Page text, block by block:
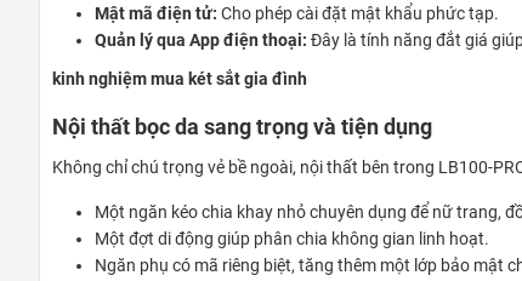
Mật mã điện tử: Cho phép cài đặt mật khẩu phức tạp.
Quản lý qua App điện thoại: Đây là tính năng đắt giá
kinh nghiệm mua két sắt gia đình
Nội thất bọc da sang trọng và tiện dụng
Không chỉ chú trọng vẻ bề ngoài, nội thất bên trong LB100-
Một ngăn kéo chia khay nhỏ chuyên dụng để nữ trang,
Một đợt di động giúp phân chia không gian linh hoạt.
Ngăn phụ có mã riêng biệt, tăng thêm một lớp bảo mật